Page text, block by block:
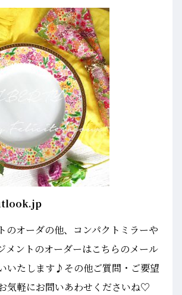
オーダの他、コンパクトミラーや
メントのオーダーはこちらのメール
いたします♪その他ご質問・ご要望
気軽にお問いあわせくださいね♡